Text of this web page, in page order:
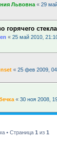
Львовна « 29
горячего
« 25 май 2010,
« 25 фев 2009,
« 30 ноя 2008,
• Страница 1 из 1